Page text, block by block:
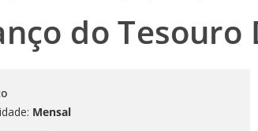
do Tesouro
Mensal